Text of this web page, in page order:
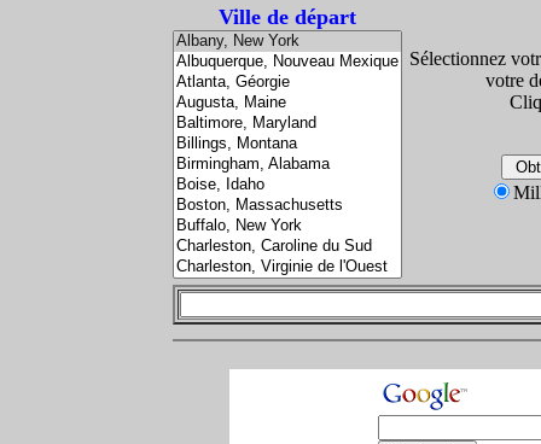
Ville de départ
Sélectionnez
votre